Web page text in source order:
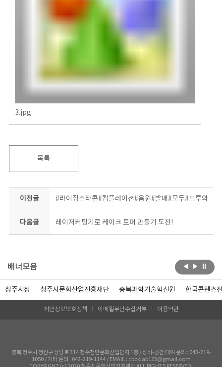
3.jpg
목록
이전글 #라이징스타콘#컴플레이션#음원#발매#모두#드루와
다음글 레이저커팅기로 케이크 토퍼 만들기 도전!
배너모음
청주시청 청주시문화산업진흥재단 충북과학기술혁신원 한국콘텐츠
개인정보보호정책 이메일무단수집거부 이용약관
충북 청주시 청원구 상당로 314 청주첨단문화산업단지 1층 / 장비-공간 대여 문의 : 043-219-
1050 / 기타 문의 : 043-219-1144 / EMAIL : cbcklab123@gmail.com